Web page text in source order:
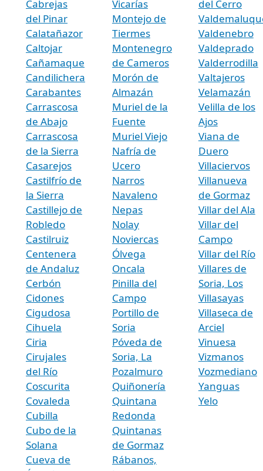
Cabrejas
del Pinar
Calatañazor
Caltojar
Cañamaque
Candilichera
Carabantes
Carrascosa
de Abajo
Carrascosa
de la Sierra
Casarejos
Castilfrío de
la Sierra
Castillejo de
Robledo
Castilruiz
Centenera
de Andaluz
Cerbón
Cidones
Cigudosa
Cihuela
Ciria
Cirujales
del Río
Coscurita
Covaleda
Cubilla
Cubo de la
Solana
Cueva de
Vicarías
Montejo de
Tiermes
Montenegro
de Cameros
Morón de
Almazán
Muriel de la
Fuente
Muriel Viejo
Nafría de
Ucero
Narros
Navaleno
Nepas
Nolay
Noviercas
Ólvega
Oncala
Pinilla del
Campo
Portillo de
Soria
Póveda de
Soria, La
Pozalmuro
Quiñonería
Quintana
Redonda
Quintanas
de Gormaz
Rábanos,
del Cerro
Valdenebro
Valdeprado
Valderrodilla
Valtajeros
Velamazán
Velilla de los
Ajos
Viana de
Duero
Villaciervos
Villanueva
de Gormaz
Villar del Ala
Villar del
Campo
Villar del Río
Villares de
Soria, Los
Villasayas
Villaseca de
Arciel
Vinuesa
Vizmanos
Vozmediano
Yanguas
Yelo